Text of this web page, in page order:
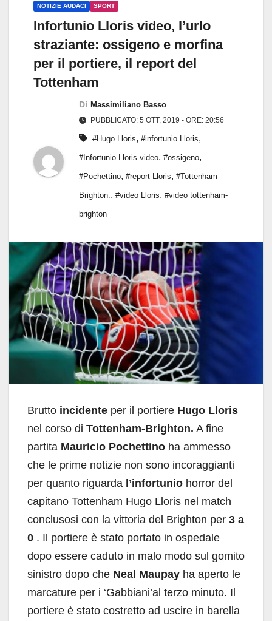
NOTIZIE AUDACI SPORT
Infortunio Lloris video, l’urlo
straziante: ossigeno e morfina
per il portiere, il report del
Tottenham
Di Massimiliano Basso
PUBBLICATO: 5 OTT, 2019 - ORE: 20:56
#Hugo Lloris, #infortunio Lloris,
#Infortunio Lloris video, #ossigeno,
#Pochettino, #report Lloris, #Tottenham-
Brighton., #video Lloris, #video tottenham-
brighton
Brutto incidente per il portiere Hugo Lloris
nel corso di Tottenham-Brighton. A fine
partita Mauricio Pochettino ha ammesso
che le prime notizie non sono incoraggianti
per quanto riguarda l’infortunio horror del
capitano Tottenham Hugo Lloris nel match
conclusosi con la vittoria del Brighton per 3 a
0 . Il portiere è stato portato in ospedale
dopo essere caduto in malo modo sul gomito
sinistro dopo che Neal Maupay ha aperto le
marcature per i ‘Gabbiani’al terzo minuto. Il
portiere è stato costretto ad uscire in barella